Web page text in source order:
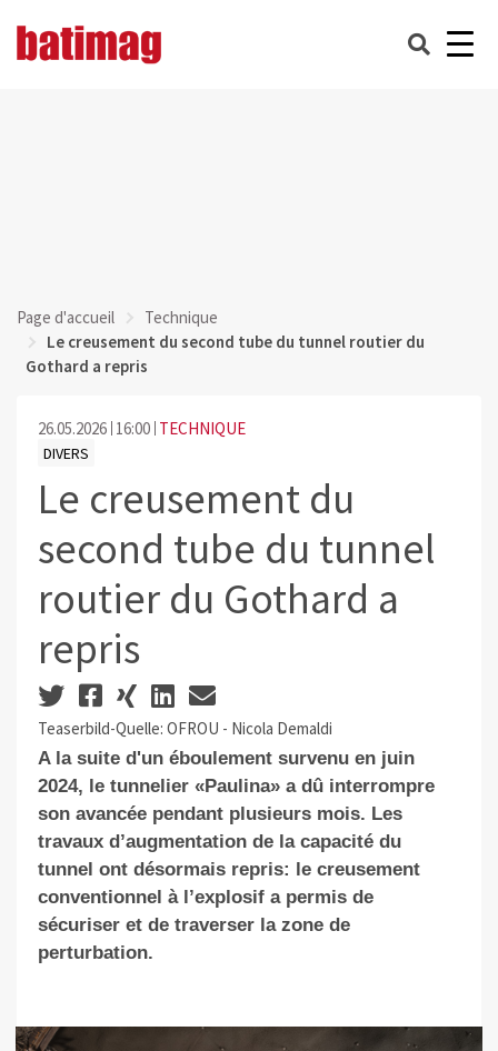
Page d'accueil
Technique
Le creusement du second tube du tunnel routier du
Gothard a repris
26.05.2026 16:00 TECHNIQUE
DIVERS
Le creusement du
second tube du tunnel
routier du Gothard a
repris
Teaserbild-Quelle: OFROU - Nicola Demaldi
A la suite d'un éboulement survenu en juin
2024, le tunnelier «Paulina» a dû interrompre
son avancée pendant plusieurs mois. Les
travaux d’augmentation de la capacité du
tunnel ont désormais repris: le creusement
conventionnel à l’explosif a permis de
sécuriser et de traverser la zone de
perturbation.